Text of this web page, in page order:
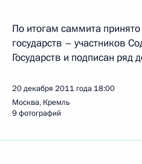
По итогам саммита
государств – участников
Государств и подписан ряд
20 декабря 2011 года 18:00
Москва, Кремль
9 фотографий